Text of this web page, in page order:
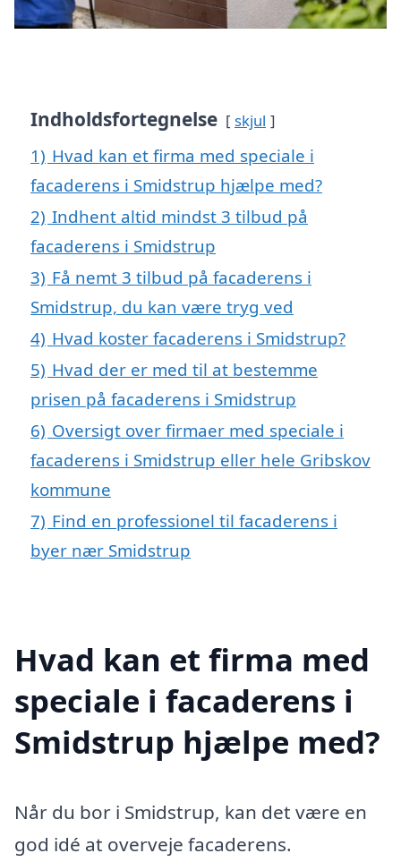
Indholdsfortegnelse skjul
1) Hvad kan et firma med speciale i
facaderens i Smidstrup hjælpe med?
2) Indhent altid mindst 3 tilbud på
facaderens i Smidstrup
3) Få nemt 3 tilbud på facaderens i
Smidstrup, du kan være tryg ved
4) Hvad koster facaderens i Smidstrup?
5) Hvad der er med til at bestemme
prisen på facaderens i Smidstrup
6) Oversigt over firmaer med speciale i
facaderens i Smidstrup eller hele Gribskov
kommune
7) Find en professionel til facaderens i
byer nær Smidstrup
Hvad kan et firma med
speciale i facaderens i
Smidstrup hjælpe med?
Når du bor i Smidstrup, kan det være en
god idé at overveje facaderens.